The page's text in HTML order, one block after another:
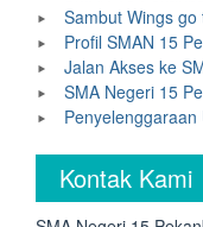
Sambut Wings go
Profil SMAN 15
Jalan Akses ke
SMA Negeri 15
Penyelenggaraan
Kontak Kami